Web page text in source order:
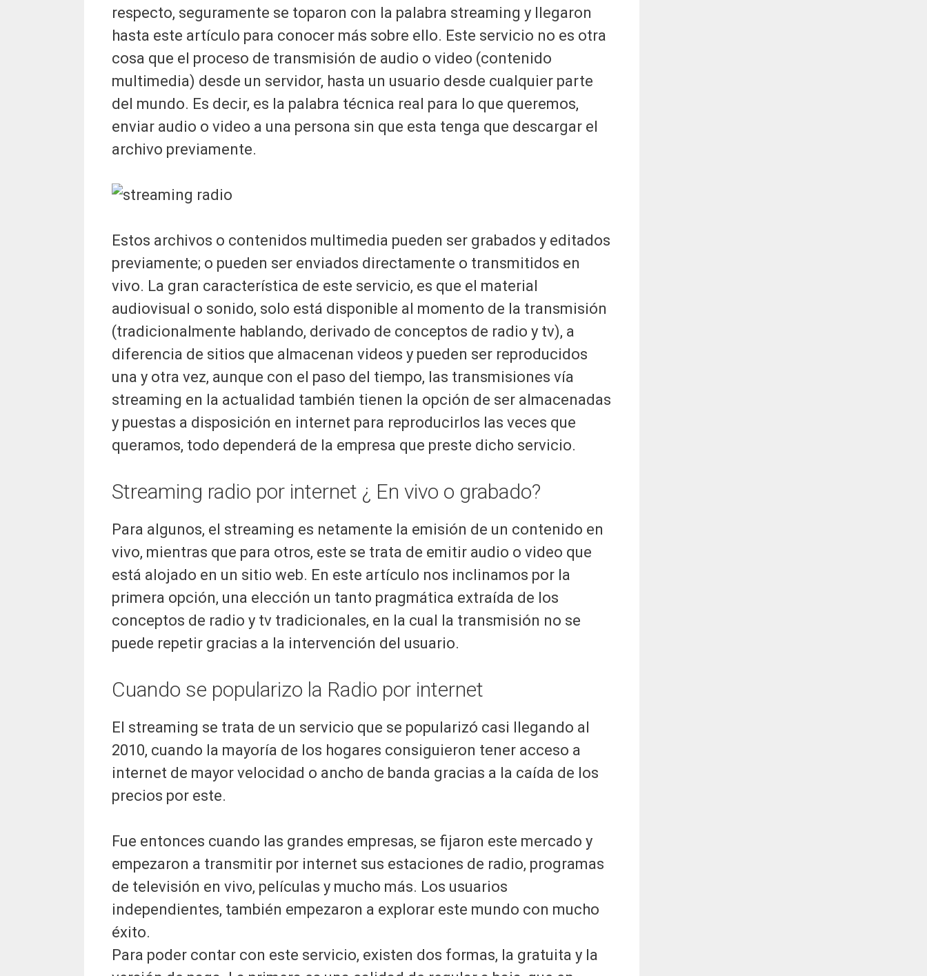
respecto, seguramente se toparon con la palabra streaming y llegaron
hasta este artículo para conocer más sobre ello. Este servicio no es otra
cosa que el proceso de transmisión de audio o video (contenido
multimedia) desde un servidor, hasta un usuario desde cualquier parte
del mundo. Es decir, es la palabra técnica real para lo que queremos,
enviar audio o video a una persona sin que esta tenga que descargar el
archivo previamente.
Estos archivos o contenidos multimedia pueden ser grabados y editados
previamente; o pueden ser enviados directamente o transmitidos en
vivo. La gran característica de este servicio, es que el material
audiovisual o sonido, solo está disponible al momento de la transmisión
(tradicionalmente hablando, derivado de conceptos de radio y tv), a
diferencia de sitios que almacenan videos y pueden ser reproducidos
una y otra vez, aunque con el paso del tiempo, las transmisiones vía
streaming en la actualidad también tienen la opción de ser almacenadas
y puestas a disposición en internet para reproducirlos las veces que
queramos, todo dependerá de la empresa que preste dicho servicio.
Streaming radio por internet ¿ En vivo o grabado?
Para algunos, el streaming es netamente la emisión de un contenido en
vivo, mientras que para otros, este se trata de emitir audio o video que
está alojado en un sitio web. En este artículo nos inclinamos por la
primera opción, una elección un tanto pragmática extraída de los
conceptos de radio y tv tradicionales, en la cual la transmisión no se
puede repetir gracias a la intervención del usuario.
Cuando se popularizo la Radio por internet
El streaming se trata de un servicio que se popularizó casi llegando al
2010, cuando la mayoría de los hogares consiguieron tener acceso a
internet de mayor velocidad o ancho de banda gracias a la caída de los
precios por este.
Fue entonces cuando las grandes empresas, se fijaron este mercado y
empezaron a transmitir por internet sus estaciones de radio, programas
de televisión en vivo, películas y mucho más. Los usuarios
independientes, también empezaron a explorar este mundo con mucho
éxito.
Para poder contar con este servicio, existen dos formas, la gratuita y la